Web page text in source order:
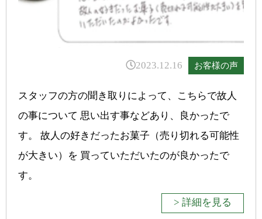
2023.12.16 お客様の声
スタッフの方の聞き取りによって、こちらで故人
の事について 思い出す事などあり、良かったで
す。 故人の好きだったお菓子（売り切れる可能性
が大きい）を 買っていただいたのが良かったで
す。
> 詳細を見る